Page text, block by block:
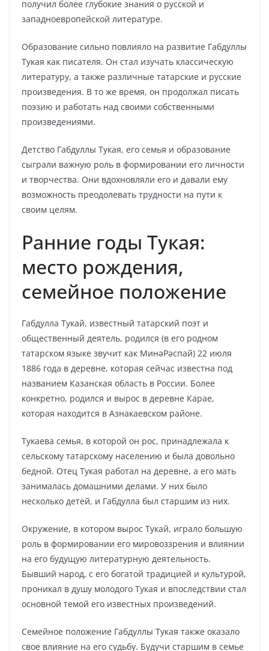
получил более глубокие знания о русской и
западноевропейской литературе.
Образование сильно повлияло на развитие Габдуллы
Тукая как писателя. Он стал изучать классическую
литературу, а также различные татарские и русские
произведения. В то же время, он продолжал писать
поэзию и работать над своими собственными
произведениями.
Детство Габдуллы Тукая, его семья и образование
сыграли важную роль в формировании его личности
и творчества. Они вдохновляли его и давали ему
возможность преодолевать трудности на пути к
своим целям.
Ранние годы Тукая:
место рождения,
семейное положение
Габдулла Тукай, известный татарский поэт и
общественный деятель, родился (в его родном
татарском языке звучит как МинәРәспай) 22 июля
1886 года в деревне, которая сейчас известна под
названием Казанская область в России. Более
конкретно, родился и вырос в деревне Карае,
которая находится в Азнакаевском районе.
Тукаева семья, в которой он рос, принадлежала к
сельскому татарскому населению и была довольно
бедной. Отец Тукая работал на деревне, а его мать
занималась домашними делами. У них было
несколько детей, и Габдулла был старшим из них.
Окружение, в котором вырос Тукай, играло большую
роль в формировании его мировоззрения и влиянии
на его будущую литературную деятельность.
Бывший народ, с его богатой традицией и культурой,
проникал в душу молодого Тукая и впоследствии стал
основной темой его известных произведений.
Семейное положение Габдуллы Тукая также оказало
свое влияние на его судьбу. Будучи старшим в семье